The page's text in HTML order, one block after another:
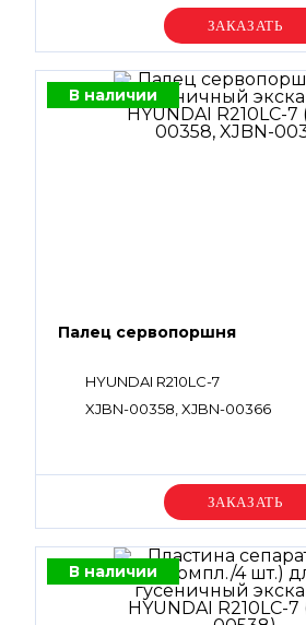
Уточняйте цену
В наличии
Палец сервопоршня
HYUNDAI R210LC-7
XJBN-00358, XJBN-00366
Уточняйте цену
В наличии